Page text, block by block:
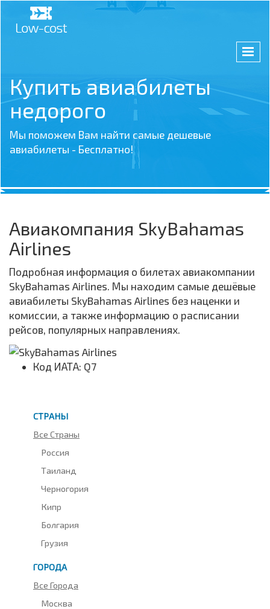
Купить авиабилеты
недорого
Мы поможем Вам найти самые дешевые
авиабилеты - Бесплатно!
Авиакомпания SkyBahamas
Airlines
Подробная информация о билетах авиакомпании
SkyBahamas Airlines. Мы находим самые дешёвые
авиабилеты SkyBahamas Airlines без наценки и
комиссии, а также информацию о расписании
рейсов, популярных направлениях.
Код ИАТА: Q7
СТРАНЫ
Все Страны
Россия
Таиланд
Черногория
Кипр
Болгария
Грузия
ГОРОДА
Все Города
Москва